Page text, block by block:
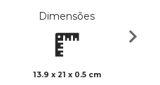
Dimensões
13.9 x 21 x 0.5 cm